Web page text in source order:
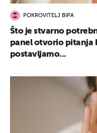
POKROVITELJ BIPA
Što je stvarno
panel otvorio pitanja
postavljamo...